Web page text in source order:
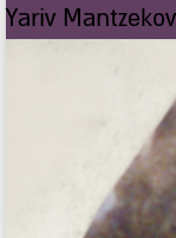
Yariv